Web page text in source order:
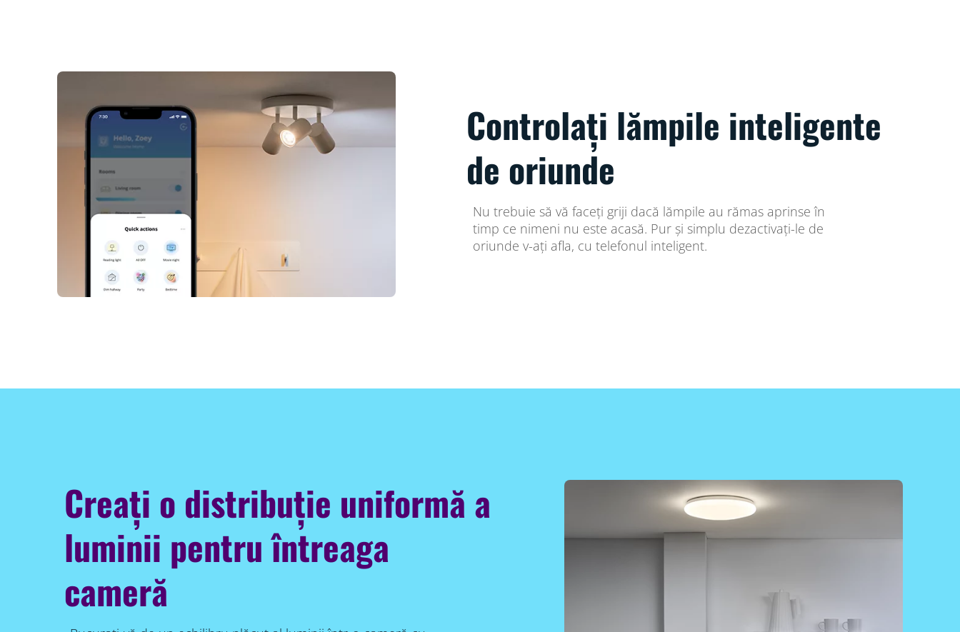
Controlați lămpile inteligente
de oriunde
Nu trebuie să vă faceți griji dacă lămpile au rămas aprinse în
timp ce nimeni nu este acasă. Pur și simplu dezactivați-le de
oriunde v-ați afla, cu telefonul inteligent.
Creați o distribuție uniformă a
luminii pentru întreaga
cameră